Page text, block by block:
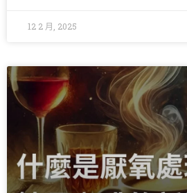
12 2 月, 2025